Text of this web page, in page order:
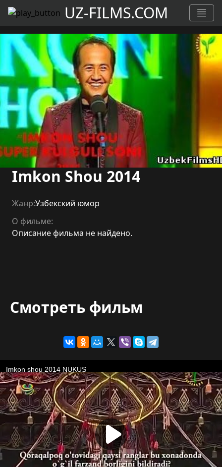
UZ-FILMS.COM
Imkon Shou 2014
Жанр:Узбекский юмор
О фильме:
Описание фильма не найдено.
Смотреть фильм